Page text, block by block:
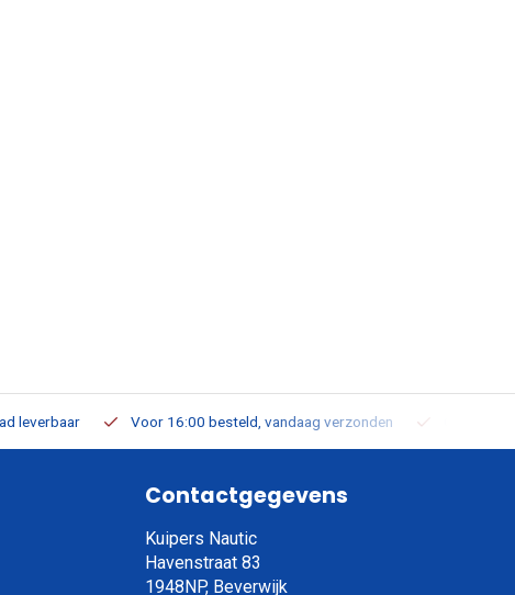
leverbaar Voor 16:00 besteld, vandaag verzonden
Contactgegevens
Kuipers Nautic
Havenstraat 83
1948NP, Beverwijk